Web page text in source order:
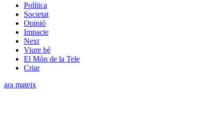
Política
Societat
Opinió
Impacte
Next
Viure bé
El Món de la Tele
Criar
ara mateix